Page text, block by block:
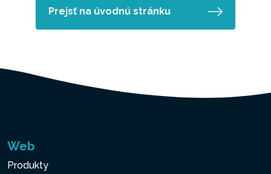
Prejsť na úvodnú stránku
Web
Produkty